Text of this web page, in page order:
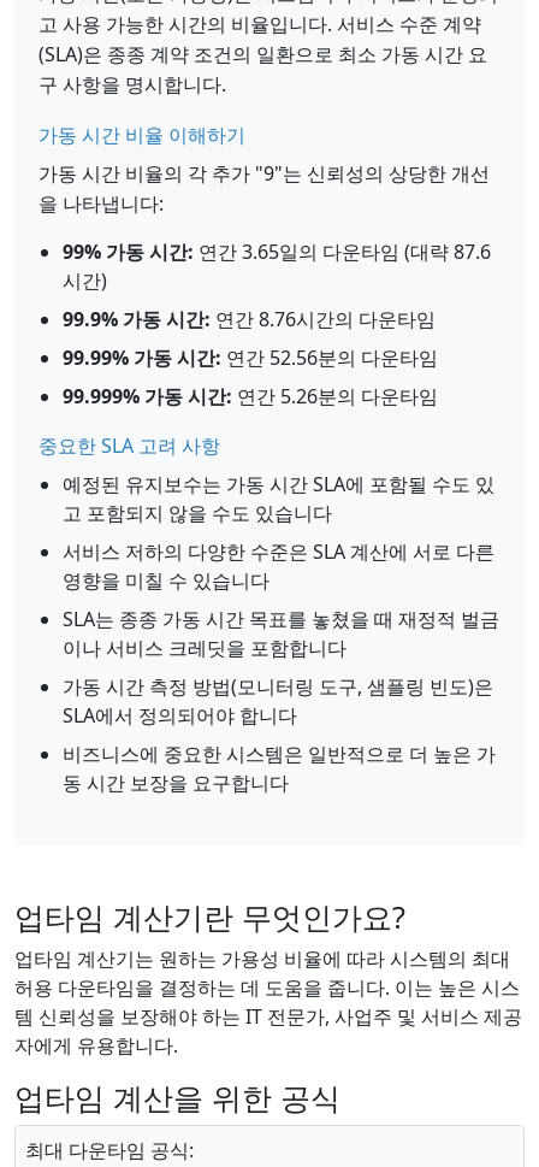
고 사용 가능한 시간의 비율입니다. 서비스 수준 계약
(SLA)은 종종 계약 조건의 일환으로 최소 가동 시간 요
구 사항을 명시합니다.
가동 시간 비율 이해하기
가동 시간 비율의 각 추가 "9"는 신뢰성의 상당한 개선
을 나타냅니다:
99% 가동 시간: 연간 3.65일의 다운타임 (대략 87.6
시간)
99.9% 가동 시간: 연간 8.76시간의 다운타임
99.99% 가동 시간: 연간 52.56분의 다운타임
99.999% 가동 시간: 연간 5.26분의 다운타임
중요한 SLA 고려 사항
예정된 유지보수는 가동 시간 SLA에 포함될 수도 있
고 포함되지 않을 수도 있습니다
서비스 저하의 다양한 수준은 SLA 계산에 서로 다른
영향을 미칠 수 있습니다
SLA는 종종 가동 시간 목표를 놓쳤을 때 재정적 벌금
이나 서비스 크레딧을 포함합니다
가동 시간 측정 방법(모니터링 도구, 샘플링 빈도)은
SLA에서 정의되어야 합니다
비즈니스에 중요한 시스템은 일반적으로 더 높은 가
동 시간 보장을 요구합니다
업타임 계산기란 무엇인가요?
업타임 계산기는 원하는 가용성 비율에 따라 시스템의 최대
허용 다운타임을 결정하는 데 도움을 줍니다. 이는 높은 시스
템 신뢰성을 보장해야 하는 IT 전문가, 사업주 및 서비스 제공
자에게 유용합니다.
업타임 계산을 위한 공식
최대 다운타임 공식: